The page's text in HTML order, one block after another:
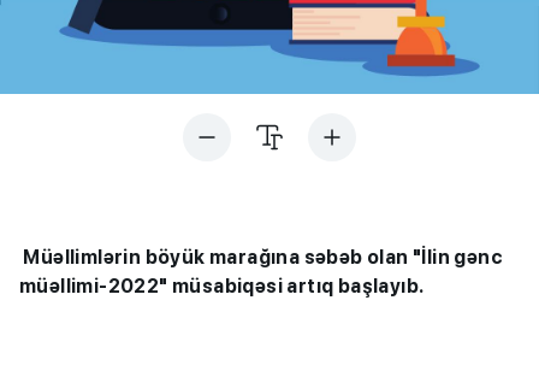
Müəllimlərin böyük marağına səbəb olan "İlin gənc
müəllimi-2022" müsabiqəsi artıq başlayıb.